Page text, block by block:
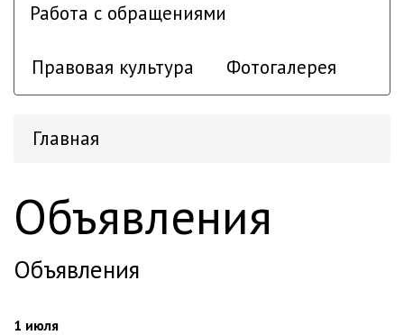
Работа с обращениями
Правовая культура Фотогалерея
Главная
Объявления
Объявления
1 июля